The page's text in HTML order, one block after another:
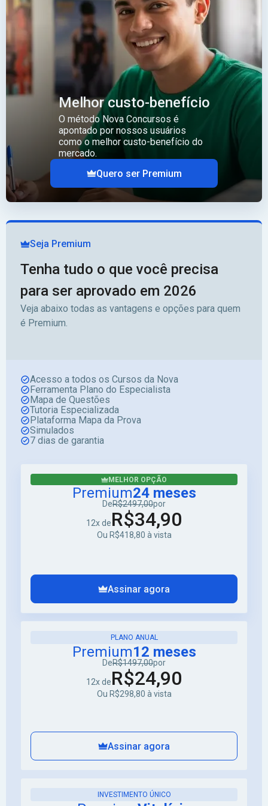
Melhor custo-benefício
O método Nova Concursos é
apontado por nossos usuários
como o melhor custo-benefício do
mercado.
Quero ser Premium
Seja Premium
Tenha tudo o que você precisa
para ser aprovado em 2026
Veja abaixo todas as vantagens e opções para quem
é Premium.
Acesso a todos os Cursos da Nova
Ferramenta Plano do Especialista
Mapa de Questões
Tutoria Especializada
Plataforma Mapa da Prova
Simulados
7 dias de garantia
MELHOR OPÇÃO
Premium24 meses
DeR$2497,00por
12x deR$34,90
Ou R$418,80 à vista
Assinar agora
PLANO ANUAL
Premium12 meses
DeR$1497,00por
12x deR$24,90
Ou R$298,80 à vista
Assinar agora
INVESTIMENTO ÚNICO